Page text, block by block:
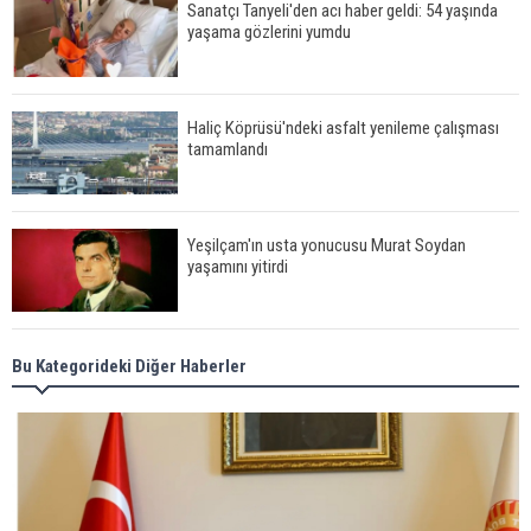
Sanatçı Tanyeli'den acı haber geldi: 54 yaşında
yaşama gözlerini yumdu
Haliç Köprüsü'ndeki asfalt yenileme çalışması
tamamlandı
Yeşilçam'ın usta yonucusu Murat Soydan
yaşamını yitirdi
Meral Akşener ile Müsavat Dervişoğlu cenazede
görüntülendi
29 Mayıs okullar tatil mi?
Bu Kategorideki Diğer Haberler